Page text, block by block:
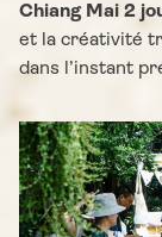
Chiang Mai 2
et la créativité
dans l’instant